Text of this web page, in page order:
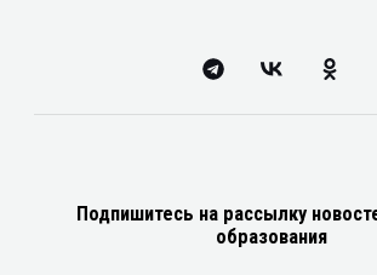
Подпишитесь на рассылку
образования